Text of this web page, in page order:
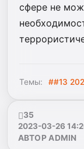
сфере не
Темы: ##13
35
2023-03-26
АВТОР ADMIN